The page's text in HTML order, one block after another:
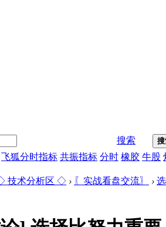
搜索
飞狐分时指标 共振指标 分时 橡胶 牛股
技术分析区 ◇ › 〖实战看盘交流〗 ›